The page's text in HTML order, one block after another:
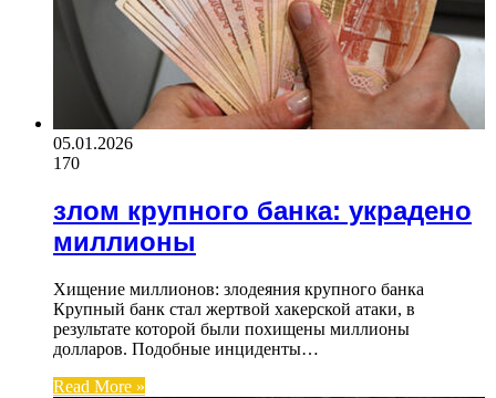
05.01.2026
170
злом крупного банка: украдено
миллионы
Хищение миллионов: злодеяния крупного банка
Крупный банк стал жертвой хакерской атаки, в
результате которой были похищены миллионы
долларов. Подобные инциденты…
Read More »